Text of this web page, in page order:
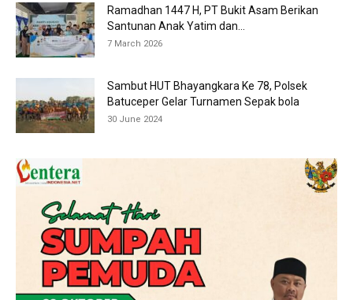
Ramadhan 1447 H, PT Bukit Asam Berikan
Santunan Anak Yatim dan...
7 March 2026
Sambut HUT Bhayangkara Ke 78, Polsek
Batuceper Gelar Turnamen Sepak bola
30 June 2024